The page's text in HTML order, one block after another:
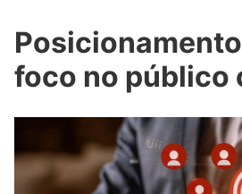
foco no público